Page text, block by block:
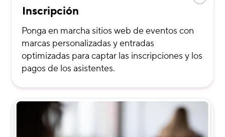
Inscripción
Ponga en marcha sitios web de eventos con
marcas personalizadas y entradas
optimizadas para captar las inscripciones y los
pagos de los asistentes.